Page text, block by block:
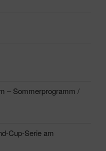
– Sommerprogramm /
Cup-Serie am